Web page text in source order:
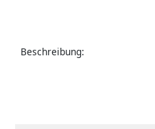
Beschreibung: